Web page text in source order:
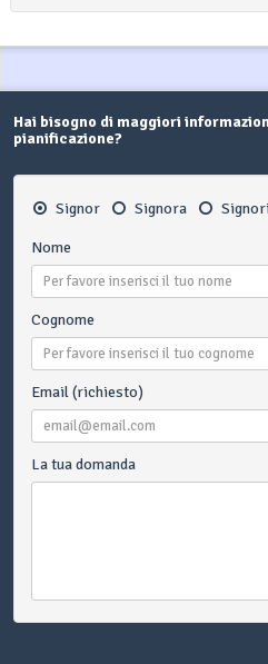
Hai bisogno di maggiori
pianificazione?
Signor Signora
Nome
Cognome
Email (richiesto)
La tua domanda